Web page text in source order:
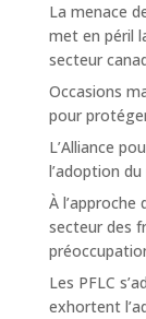
La menace
met en péril
secteur
Occasions
pour
L’Alliance
l’adoption
À
secteur des
Les PFLC
exhortent